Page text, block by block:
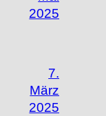
2025
7.
März
2025